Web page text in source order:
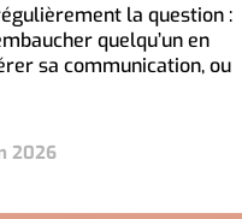
la question :
quelqu’un en
sa communication, ou
2026